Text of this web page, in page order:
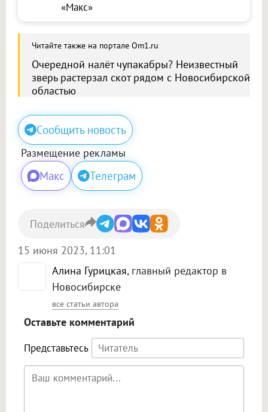
«Макс»
Читайте также на портале Om1.ru
Очередной налёт чупакабры? Неизвестный
зверь растерзал скот рядом с Новосибирской
областью
Сообщить новость
Размещение рекламы
Макс Телеграм
Алина Гурицкая, главный редактор в
Новосибирске
все статьи автора
15 июня 2023, 11:01
Поделиться
Оставьте комментарий
Представьтесь